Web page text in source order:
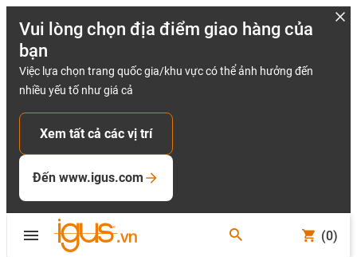
Vui lòng chọn địa điểm giao hàng của
bạn
Việc lựa chọn trang quốc gia/khu vực có thể ảnh hưởng đến
nhiều yếu tố như giá cả
Xem tất cả các vị trí
Đến www.igus.com
(0)